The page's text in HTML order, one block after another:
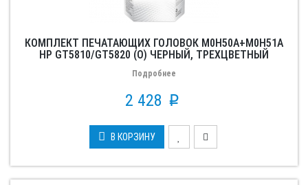
КОМПЛЕКТ ПЕЧАТАЮЩИХ ГОЛОВОК M0H50A+M0H51A
HP GT5810/GT5820 (О) ЧЕРНЫЙ, ТРЕХЦВЕТНЫЙ
3YP61AE
Подробнее
2 428 p
В КОРЗИНУ